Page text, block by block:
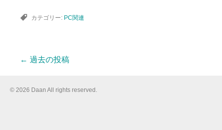
カテゴリー: PC関連
投
← 過去の投稿
© 2026 Daan All rights reserved.